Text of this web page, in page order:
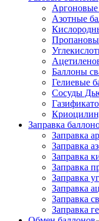
Азотные
Баллоны
Гелиевые
Сосуды
Заправка
Заправка
Заправка
Заправка
Заправка
Заправка
Заправка
Заправка
Заправка